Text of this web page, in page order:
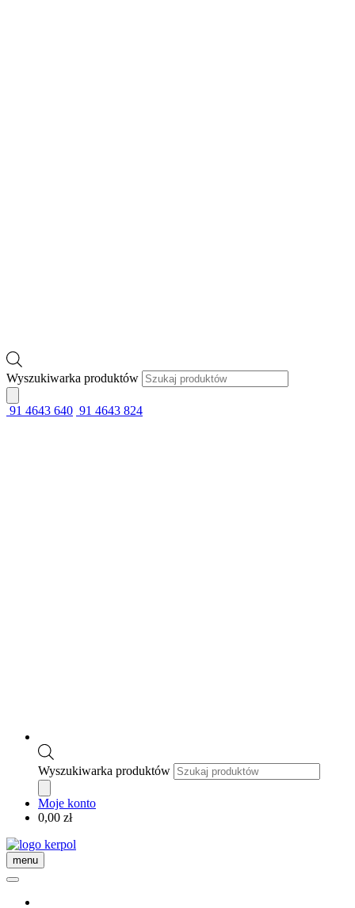
Wyszukiwarka produktów
91 4643 640 91 4643 824
Wyszukiwarka produktów
Moje konto
0,00 zł
menu